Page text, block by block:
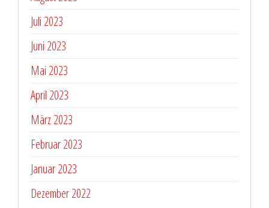
Juli 2023
Juni 2023
Mai 2023
April 2023
März 2023
Februar 2023
Januar 2023
Dezember 2022